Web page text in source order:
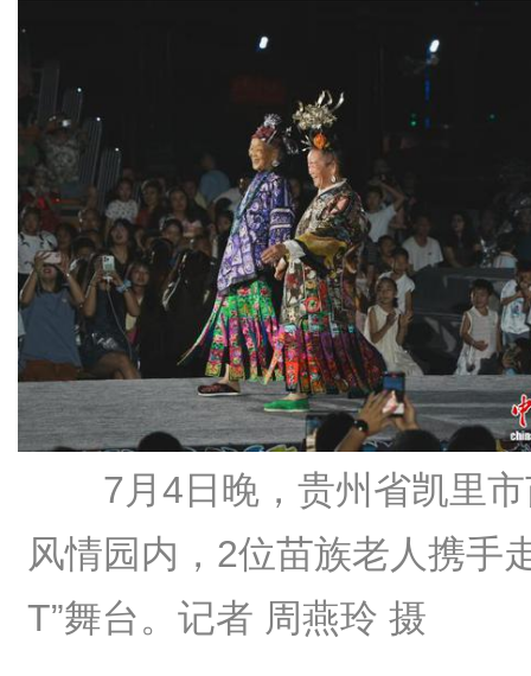
7月4日晚，贵州省凯里
风情园内，2位苗族老人携手
T”舞台。记者 周燕玲 摄